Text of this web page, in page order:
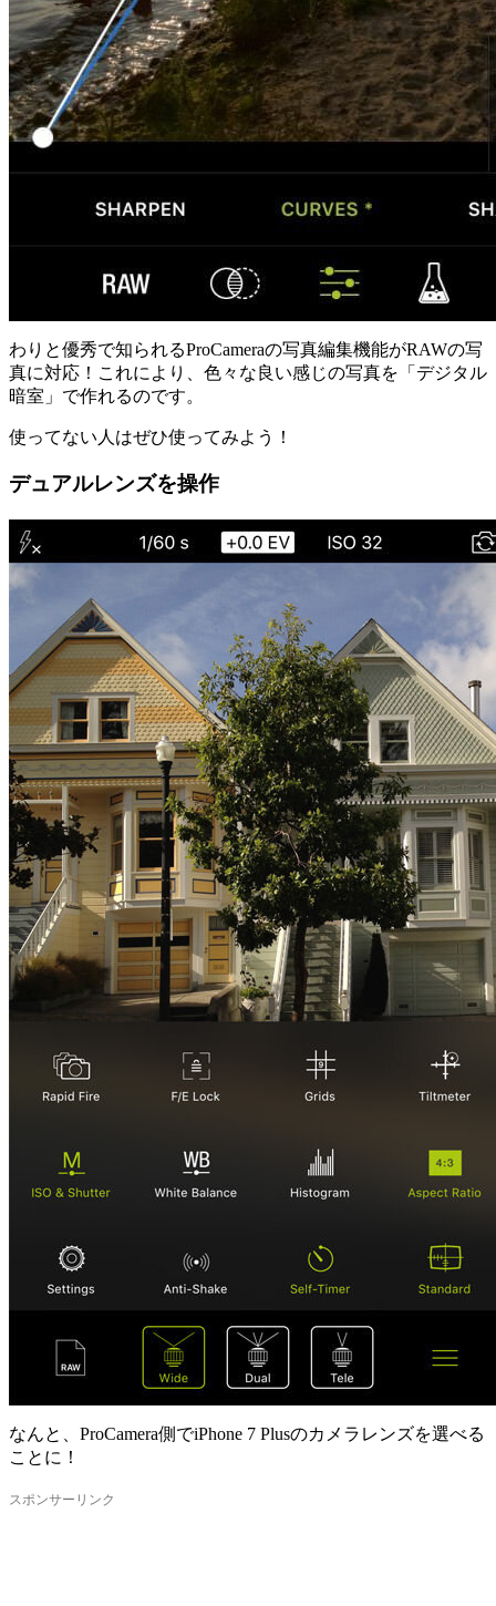
わりと優秀で知られるProCameraの写真編集機能がRAWの写
真に対応！これにより、色々な良い感じの写真を「デジタル
暗室」で作れるのです。
使ってない人はぜひ使ってみよう！
デュアルレンズを操作
なんと、ProCamera側でiPhone 7 Plusのカメラレンズを選べる
ことに！